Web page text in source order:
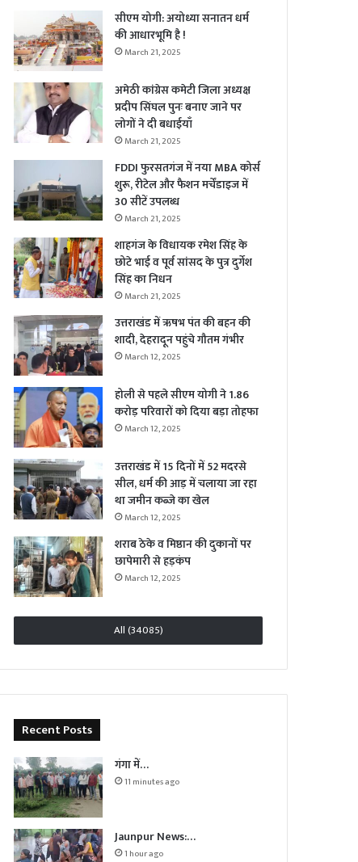
सीएम योगी: अयोध्या सनातन धर्म
की आधारभूमि है !
March 21, 2025
अमेठी कांग्रेस कमेटी जिला अध्यक्ष
प्रदीप सिंघल पुनः बनाए जाने पर
लोगों ने दी बधाईयाँ
March 21, 2025
FDDI फुरसतगंज में नया MBA कोर्स
शुरू, रीटेल और फैशन मर्चेंडाइज में
30 सीटें उपलब्ध
March 21, 2025
शाहगंज के विधायक रमेश सिंह के
छोटे भाई व पूर्व सांसद के पुत्र दुर्गेश
सिंह का निधन
March 21, 2025
उत्तराखंड में ऋषभ पंत की बहन की
शादी, देहरादून पहुंचे गौतम गंभीर
March 12, 2025
होली से पहले सीएम योगी ने 1.86
करोड़ परिवारों को दिया बड़ा तोहफा
March 12, 2025
उत्तराखंड में 15 दिनों में 52 मदरसे
सील, धर्म की आड़ में चलाया जा रहा
था जमीन कब्जे का खेल
March 12, 2025
शराब ठेके व मिष्ठान की दुकानों पर
छापेमारी से हड़कंप
March 12, 2025
All (34085)
Recent Posts
गंगा में…
11 minutes ago
Jaunpur News:…
1 hour ago